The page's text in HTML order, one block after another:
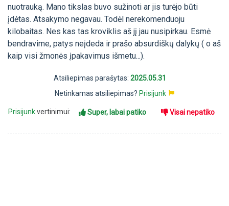
nuotrauką. Mano tikslas buvo sužinoti ar jis turėjo būti
įdėtas. Atsakymo negavau. Todėl nerekomenduoju
kilobaitas. Nes kas tas kroviklis aš jį jau nusipirkau. Esmė
bendravime, patys neįdeda ir prašo absurdiškų dalykų ( o aš
kaip visi žmonės įpakavimus išmetu...).
Atsiliepimas parašytas: 2025.05.31
Netinkamas atsiliepimas? Prisijunk
Prisijunkvertinimui: Super, labai patiko Visai nepatiko